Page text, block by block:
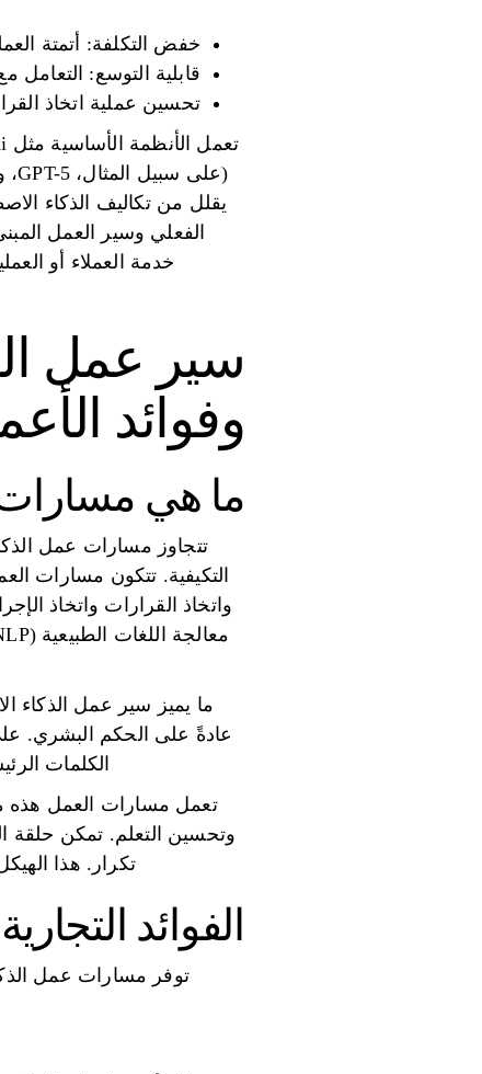
خفض التكلفة: أتمتة
قابلية التوسع: التعامل
تحسين عملية اتخاذ
الفعلي وسير العمل
خدمة العملاء أو
سير عمل
وفوائد
ما هي
تتجاوز مسارات عمل
التكيفية. تتكون مسارات
واتخاذ القرارات واتخاذ
ما يميز سير عمل الذكاء
عادةً على الحكم البشري.
الكلمات
تعمل مسارات العمل هذه من
وتحسين التعلم. تمكن حلقة
تكرار. هذا
الفوائد
توفر مسارات عمل